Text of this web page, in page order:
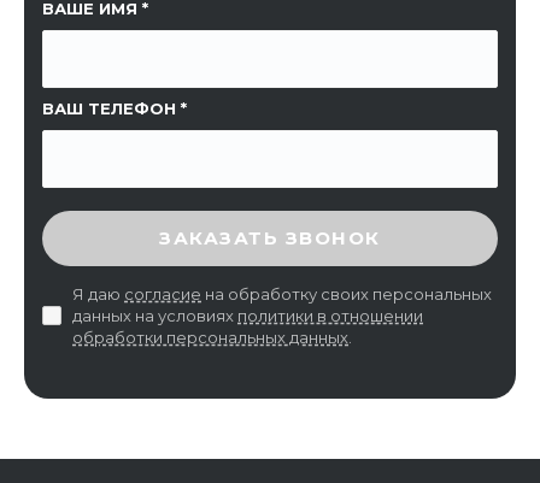
ВАШЕ ИМЯ
ВАШ ТЕЛЕФОН
ССЫЛКА НА СТРАНИЦУ
ВВЕДИТЕ ПРОВЕРОЧНЫЙ КОД
ЗАКАЗАТЬ ЗВОНОК
Я даю согласие на обработку своих персональных
данных на условиях политики в отношении
обработки персональных данных